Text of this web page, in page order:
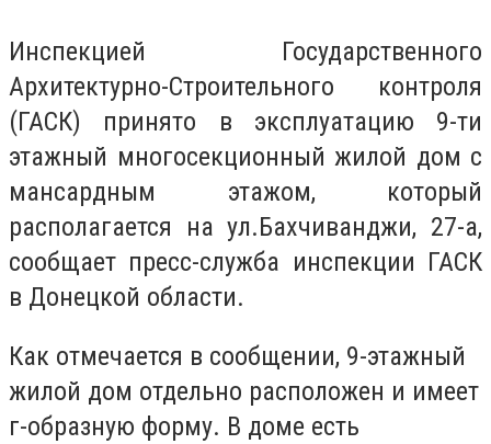
Инспекцией Государственного
Архитектурно-Строительного контроля
(ГАСК) принято в эксплуатацию 9-ти
этажный многосекционный жилой дом с
мансардным этажом, который
располагается на ул.Бахчиванджи, 27-а,
сообщает пресс-служба инспекции ГАСК
в Донецкой области.
Как отмечается в сообщении, 9-этажный
жилой дом отдельно расположен и имеет
г-образную форму. В доме есть